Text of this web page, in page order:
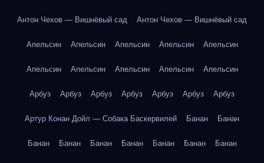
Антон Чехов — Вишнёвый сад Антон Чехов — Вишнёвый сад
Апельсин Апельсин Апельсин Апельсин Апельсин
Апельсин Апельсин Апельсин Апельсин Апельсин
Арбуз Арбуз Арбуз Арбуз Арбуз Арбуз Арбуз
Артур Конан Дойл — Собака Баскервилей Банан Банан
Банан Банан Банан Банан Банан Банан Банан